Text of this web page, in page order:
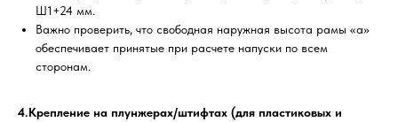
Ш1+24 мм.
Важно проверить, что свободная наружная высота рамы «а»
обеспечивает принятые при расчете напуски по всем
сторонам.
4.Крепление на плунжерах/штифтах (для пластиковых и